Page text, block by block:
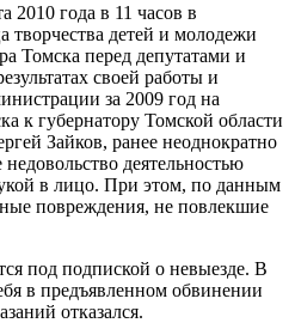
2010 года в 11 часов в
детей и молодежи
Томска перед депутатами и
своей работы и
за 2009 год на
к губернатору Томской области
Зайков, ранее неоднократно
деятельностью
в лицо. При этом, по данным
повреждения, не повлекшие
под подпиской о невыезде. В
в предъявленном обвинении
отказался.